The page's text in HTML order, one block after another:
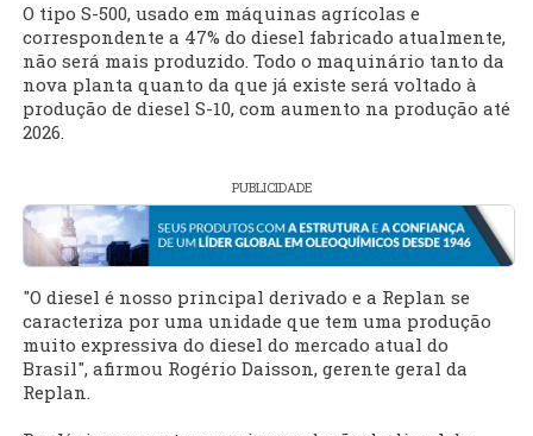
O tipo S-500, usado em máquinas agrícolas e
correspondente a 47% do diesel fabricado atualmente,
não será mais produzido. Todo o maquinário tanto da
nova planta quanto da que já existe será voltado à
produção de diesel S-10, com aumento na produção até
2026.
PUBLICIDADE
"O diesel é nosso principal derivado e a Replan se
caracteriza por uma unidade que tem uma produção
muito expressiva do diesel do mercado atual do
Brasil", afirmou Rogério Daisson, gerente geral da
Replan.